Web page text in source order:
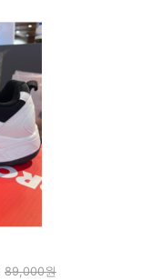
89,000원